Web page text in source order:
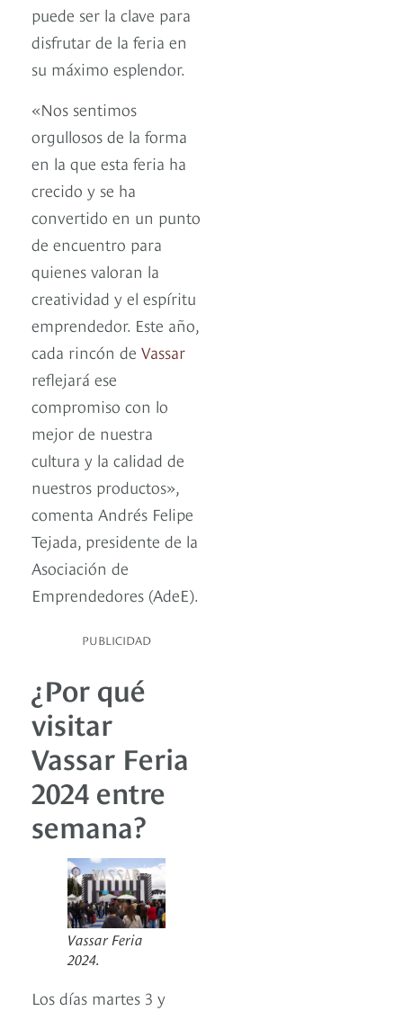
puede ser la clave para
disfrutar de la feria en
su máximo esplendor.
«Nos sentimos
orgullosos de la forma
en la que esta feria ha
crecido y se ha
convertido en un punto
de encuentro para
quienes valoran la
creatividad y el espíritu
emprendedor. Este año,
cada rincón de Vassar
reflejará ese
compromiso con lo
mejor de nuestra
cultura y la calidad de
nuestros productos»,
comenta Andrés Felipe
Tejada, presidente de la
Asociación de
Emprendedores (AdeE).
PUBLICIDAD
¿Por qué
visitar
Vassar Feria
2024 entre
semana?
Vassar Feria
2024.
Los días martes 3 y